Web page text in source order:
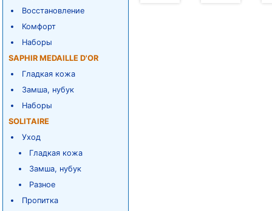
Восстановление
Комфорт
Наборы
SAPHIR MEDAILLE D'OR
Гладкая кожа
Замша, нубук
Наборы
SOLITAIRE
Уход
Гладкая кожа
Замша, нубук
Разное
Пропитка